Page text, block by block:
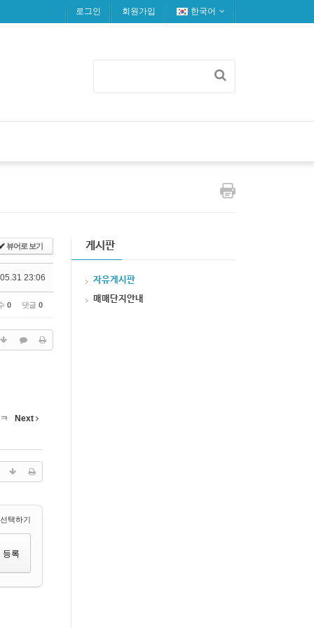
로그인 회원가입 한국어
뷰어로 보기
23:06
0 댓글 0
Next
택하기
게시판
자유게시판
매매단지안내